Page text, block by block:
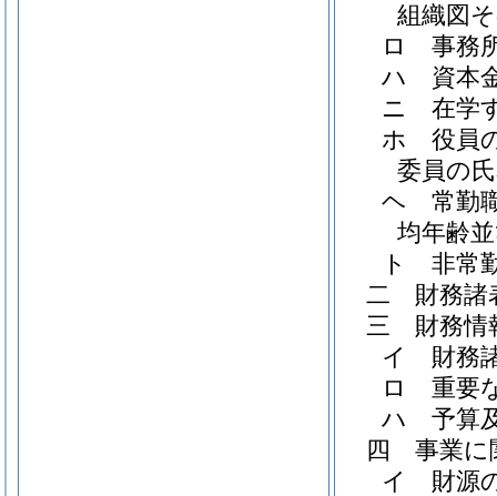
組織図
ロ
事務
ハ
資本
ニ
在学
ホ
役員
委員の
ヘ
常勤
均年齢
ト
非常
二
財務諸
三
財務情
イ
財務
ロ
重要
ハ
予算
四
事業に
イ
財源